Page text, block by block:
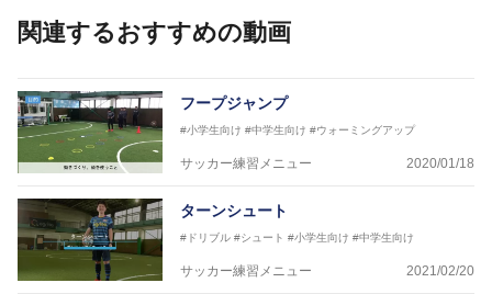
協会公認キッズリーダーチーフインストラクター
【指導歴】
FリーグU23選抜監督、ミャンマー女子フットサル代
表監督
日本サッカー協会フットサルインストラクター、AFC
（アジアサッカー連盟）フットサルインストラクター
【資格】
JFA公認A級コーチジェネラルライセンス・JFA公認フ
ットサルB級コーチライセンス
横山 哲久
関連するおすすめの動画
フープジャンプ
#小学生向け #中学生向け #ウォーミングアップ
サッカー練習メニュー 2020/01/18
ターンシュート
#ドリブル #シュート #小学生向け #中学生向け
サッカー練習メニュー 2021/02/20